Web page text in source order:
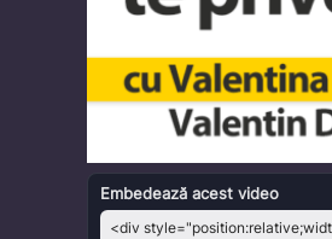
Embedează acest video